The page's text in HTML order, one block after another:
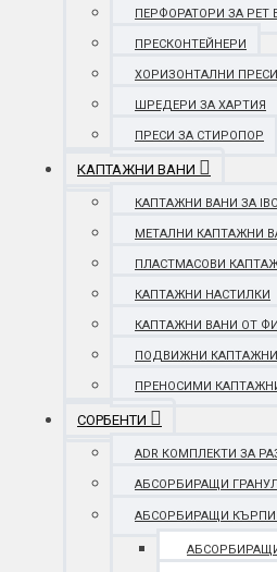
ПЕРФОРАТОРИ ЗА PET
ПРЕСКОНТЕЙНЕРИ
ХОРИЗОНТАЛНИ ПРЕСИ
ШРЕДЕРИ ЗА ХАРТИЯ
ПРЕСИ ЗА СТИРОПОР
КАПТАЖНИ ВАНИ
КАПТАЖНИ ВАНИ ЗА
МЕТАЛНИ КАПТАЖНИ
ПЛАСТМАСОВИ
КАПТАЖНИ НАСТИЛКИ
КАПТАЖНИ ВАНИ ОТ
ПОДВИЖНИ
ПРЕНОСИМИ
СОРБЕНТИ
ADR КОМПЛЕКТИ ЗА
АБСОРБИРАЩИ
АБСОРБИРАЩИ КЪРПИ